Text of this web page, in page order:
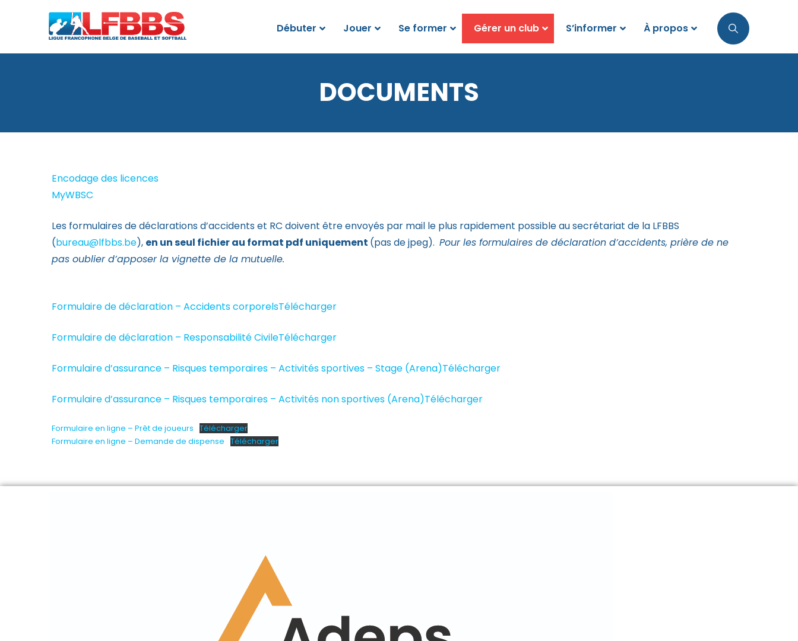
Débuter Jouer Se former Gérer un club S’informer À propos
DOCUMENTS
Encodage des licences
MyWBSC
Les formulaires de déclarations d’accidents et RC doivent être envoyés par mail le plus rapidement possible au secrétariat de la LFBBS
(bureau@lfbbs.be), en un seul fichier au format pdf uniquement (pas de jpeg). Pour les formulaires de déclaration d’accidents, prière de ne
pas oublier d’apposer la vignette de la mutuelle.
Formulaire de déclaration – Accidents corporelsTélécharger
Formulaire de déclaration – Responsabilité CivileTélécharger
Formulaire d’assurance – Risques temporaires – Activités sportives – Stage (Arena)Télécharger
Formulaire d’assurance – Risques temporaires – Activités non sportives (Arena)Télécharger
Formulaire en ligne – Prêt de joueurs
Télécharger
Formulaire en ligne – Demande de dispense
Télécharger